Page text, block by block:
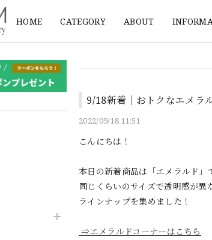
HOME CATEGORY ABOUT
9/18新着｜おトクなエメラ
2022/09/18 11:51
こんにちは！
本日の新着商品は「エメラルド」
同じくらいのサイズで透明感が異
ラインナップを集めました！
⇒エメラルドコーナーはこちら